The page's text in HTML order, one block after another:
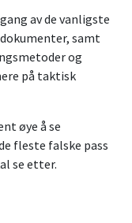
av de vanligste
samt
og
på taktisk
øye å se
fleste falske pass
se etter.